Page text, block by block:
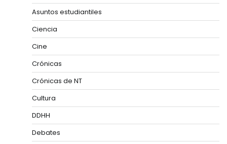
Asuntos estudiantiles
Ciencia
Cine
Crónicas
Crónicas de NT
Cultura
DDHH
Debates